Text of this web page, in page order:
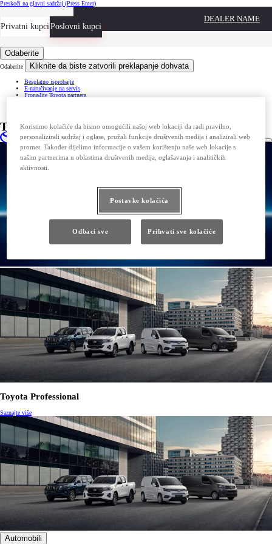
Preskoči na glavni sadržaj (Press Enter)
Privatni kupciPoslovni kupci
Privredna vozila
DEALER NAME
Odaberite
Odaberite Kliknite da biste zatvorili preklapanje dohvata
Besplatno isprobajte
E-naručivanje na servis
Pronađite Toyota partnera
Toyota Business Plus
Toyota Professional
Saznajte više
Automobili
Koristimo kolačiće da bismo omogućili našoj web lokaciji da radi pravilno,
personalizirali sadržaj i oglase, pružali funkcije društvenih medija i analizirali web
promet. Također dijelimo informacije o vašem korištenju naše web lokacije s
našim partnerima u oblastima društvenih medija, oglašavanja i analitičkih
aktivnosti.
Postavke kolačića
Odbaci sve Prihvati sve kolačiće